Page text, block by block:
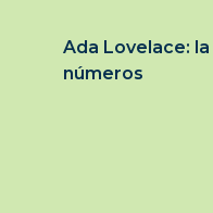
Ada Lovelace:
números